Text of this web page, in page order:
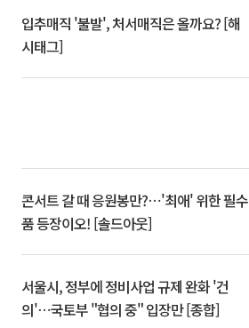
입추매직 '불발', 처서매직은 올까요? [해
시태그]
콘서트 갈 때 응원봉만?⋯'최애' 위한 필수
품 등장이오! [솔드아웃]
서울시, 정부에 정비사업 규제 완화 '건
의'⋯국토부 "협의 중" 입장만 [종합]